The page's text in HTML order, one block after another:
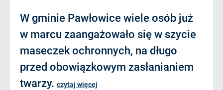
W gminie Pawłowice wiele osób już
w marcu zaangażowało się w szycie
maseczek ochronnych, na długo
przed obowiązkowym zasłanianiem
twarzy. czytaj więcej